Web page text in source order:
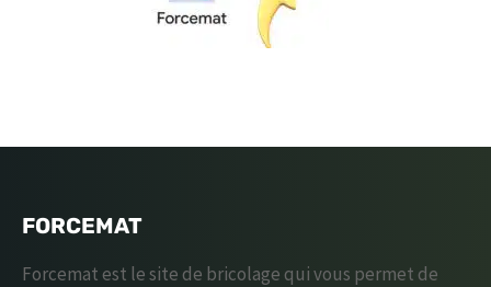
FORCEMAT
Forcemat est le site de bricolage qui vous permet de